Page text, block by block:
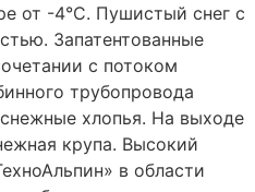
от -4°C. Пушистый снег с
Запатентованные
с потоком
трубопровода
хлопья. На выходе
крупа. Высокий
в области